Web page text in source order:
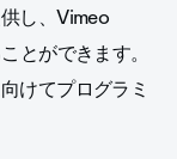
し、Vimeo
とができます。
けてプログラミ